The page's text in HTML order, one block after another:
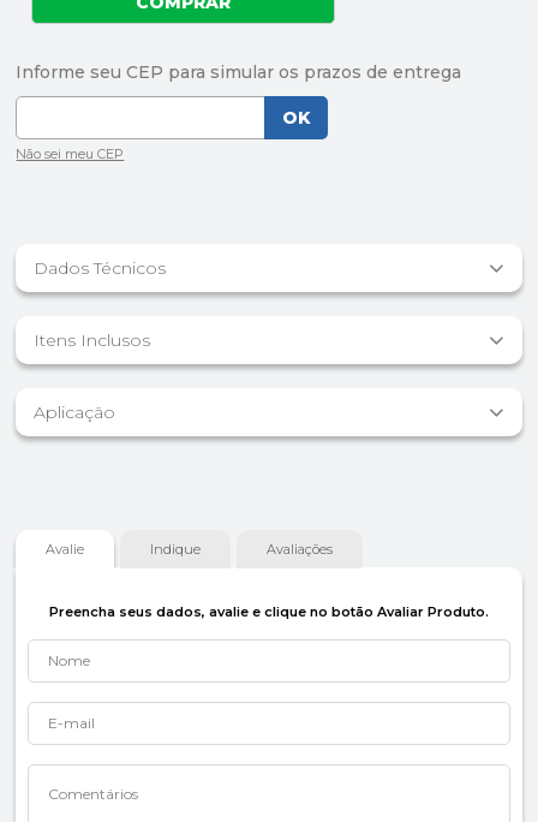
Dados Técnicos
Itens Inclusos
Aplicação
Avalie Indique Avaliações
Preencha seus dados, avalie e clique no botão Avaliar Produto.